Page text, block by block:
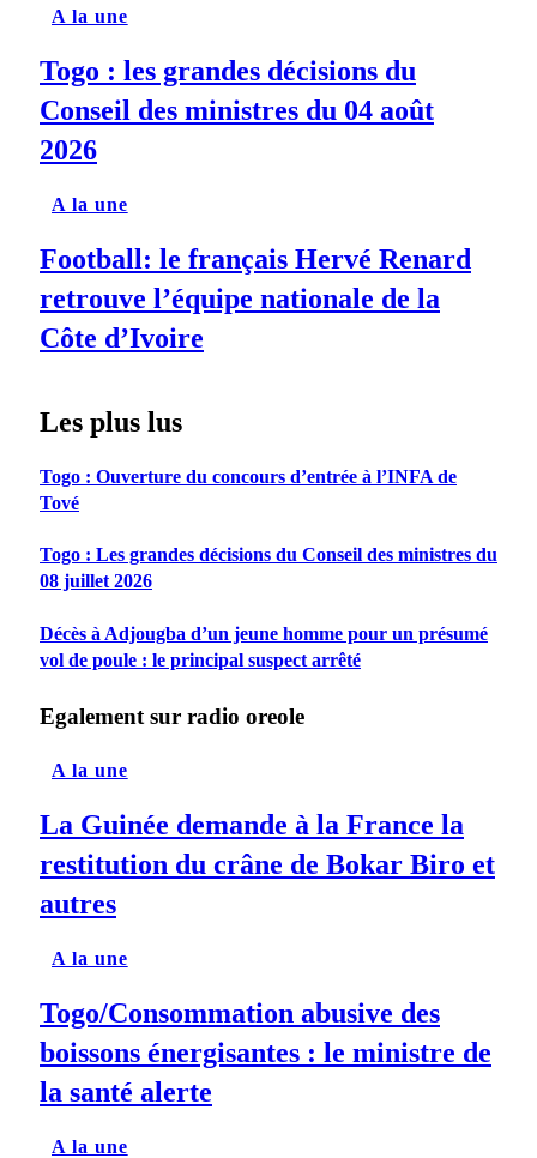
A la une
Togo : les grandes décisions du
Conseil des ministres du 04 août
2026
A la une
Football: le français Hervé Renard
retrouve l’équipe nationale de la
Côte d’Ivoire
Les plus lus
Togo : Ouverture du concours d’entrée à l’INFA de
Tové
Togo : Les grandes décisions du Conseil des ministres du
08 juillet 2026
Décès à Adjougba d’un jeune homme pour un présumé
vol de poule : le principal suspect arrêté
Egalement sur radio oreole
A la une
La Guinée demande à la France la
restitution du crâne de Bokar Biro et
autres
A la une
Togo/Consommation abusive des
boissons énergisantes : le ministre de
la santé alerte
A la une